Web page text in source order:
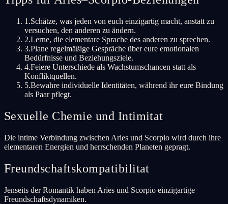
1 .Schätze, was jeden von euch einzigartig macht, anstatt zu
versuchen, den anderen zu ändern.
2.Lerne, die elementare Sprache des anderen zu sprechen.
3.Plane regelmäßige Gespräche über eure emotionalen
Bedürfnisse und Beziehungsziele.
4.Feiere Unterschiede als Wachstumschancen statt als
Konfliktquellen.
5.Bewahre individuelle Identitäten, während ihr eure Bindung
als Paar pflegt.
Sexuelle Chemie und Intimitat
Die intime Verbindung zwischen Aries und Scorpio wird durch ihre
elementaren Energien und herrschenden Planeten gepragt.
Freundschaftskompatibilitat
Jenseits der Romantik haben Aries und Scorpio einzigartige
Freundschaftsdynamiken.